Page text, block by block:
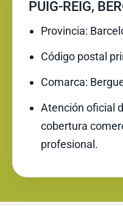
PUIG-REIG,
Provincia:
Código postal
Comarca:
Atención oficial
cobertura
profesional.